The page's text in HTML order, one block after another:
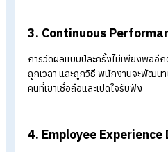
HR ตายแล้วจริงหรือ?คุณอภิช
Consultant ตั้งคำถามชวนคิด